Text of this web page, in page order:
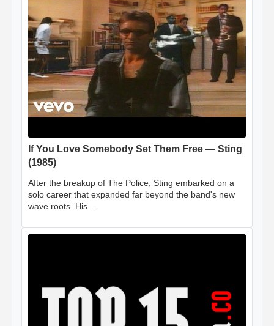
If You Love Somebody Set Them Free — Sting
(1985)
After the breakup of The Police, Sting embarked on a
solo career that expanded far beyond the band's new
wave roots. His...